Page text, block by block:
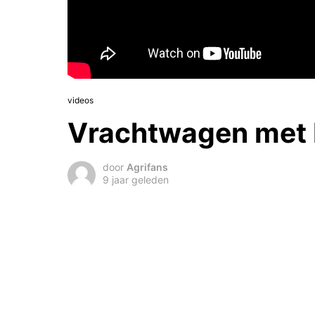
videos
Vrachtwagen
door Agrifans
9 jaar geleden